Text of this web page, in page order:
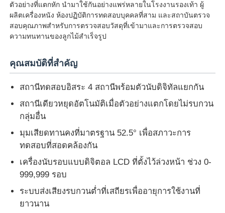
ทัวร์โรงงาน
ควบคุมคุณภาพ
ติดต่อเรา
ขออ้าง
อุปกรณ์ทดสอบในห้องปฏิบัติการ
ห้องทดสอบสิ่งแวดล้อม
ตัวอย่างที่แตกหัก นำมาใช้กันอย่างแพร่หลายในโรงงานรองเท้า ผู้
ผลิตเครื่องหนัง ห้องปฏิบัติการทดสอบบุคคลที่สาม และสถาบันตรวจ
สอบคุณภาพสำหรับการตรวจสอบวัสดุที่เข้ามาและการตรวจสอบ
ความทนทานของลูกไม้สำเร็จรูป
คุณสมบัติที่สำคัญ
สถานีทดสอบอิสระ 4 สถานีพร้อมตัวนับดิจิทัลแยกกัน
สถานีเดียวหยุดอัตโนมัติเมื่อตัวอย่างแตกโดยไม่รบกวน
กลุ่มอื่น
มุมเสียดทานคงที่มาตรฐาน 52.5° เพื่อสภาวะการ
ทดสอบที่สอดคล้องกัน
เครื่องนับรอบแบบดิจิตอล LCD ที่ตั้งไว้ล่วงหน้า ช่วง 0-
999,999 รอบ
ระบบส่งเสียงรบกวนต่ำที่เสถียรเพื่ออายุการใช้งานที่
ยาวนาน